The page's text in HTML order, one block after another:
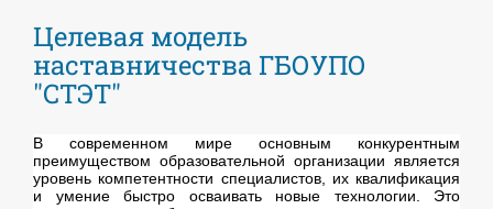
Целевая модель
наставничества ГБОУПО
"СТЭТ"
В современном мире основным конкурентным
преимуществом образовательной организации является
уровень компетентности специалистов, их квалификация
и умение быстро осваивать новые технологии. Это